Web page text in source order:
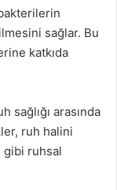
sağlar. Bu
katkıda
sağlığı arasında
ruh halini
ruhsal